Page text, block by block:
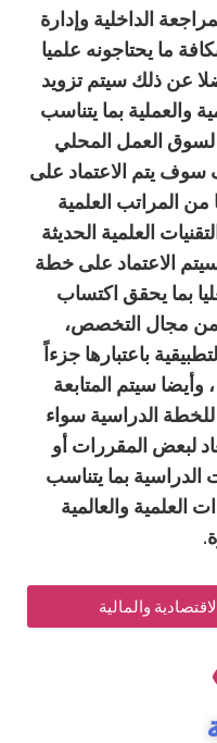
وإدارة
علميا
تزويد
يتناسب
المحلي
على
الحديثة
على خطة
اكتساب
جزءاً
سواء
أو
يتناسب